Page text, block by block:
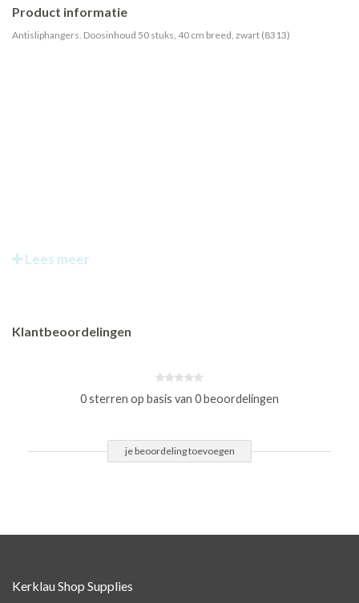
Product informatie
Antisliphangers. Doosinhoud 50 stuks, 40 cm breed, zwart (8313)
Lees meer
Klantbeoordelingen
0 sterren op basis van 0 beoordelingen
je beoordeling toevoegen
Kerklau Shop Supplies